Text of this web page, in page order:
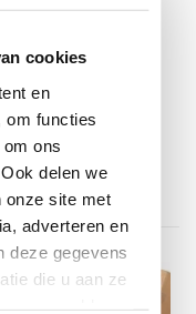
cookies
en
om functies
ons
delen we
onze site met
adverteren en
deze gegevens
die u aan ze